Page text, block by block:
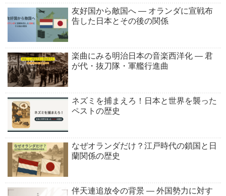
友好国から敵国へ ― オランダに宣戦布
告した日本とその後の関係
楽曲にみる明治日本の音楽西洋化 ― 君
が代・抜刀隊・軍艦行進曲
ネズミを捕まえろ！日本と世界を襲った
ペストの歴史
なぜオランダだけ？江戸時代の鎖国と日
蘭関係の歴史
伴天連追放令の背景 ― 外国勢力に対す